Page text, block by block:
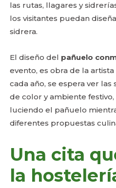
las rutas, llagares y
los visitantes puedan
sidrera.
El diseño del pañuelo
evento, es obra de la artista
cada año, se espera ver
de color y ambiente
luciendo el pañuelo
diferentes propuestas
Una cita
la